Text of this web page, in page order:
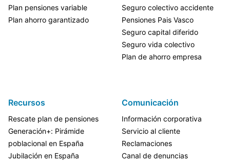
Plan pensiones variable
Plan ahorro garantizado
Seguro colectivo accidente
Pensiones Pais Vasco
Seguro capital diferido
Seguro vida colectivo
Plan de ahorro empresa
Recursos
Rescate plan de pensiones
Generación+: Pirámide
poblacional en España
Jubilación en España
Comunicación
Información corporativa
Servicio al cliente
Reclamaciones
Canal de denuncias